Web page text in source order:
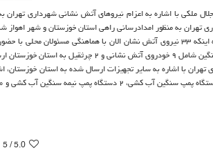
جلال ملكی با اشاره به اعزام نیروهای آتش نشانی شهرداری
تهران به منظور امدادرسانی راهی استان خوزستان و شهر اهواز
بنابر اعلام شهرنوشت، وی با اشاره به اینكه ۳۳ نیروی آتش نشان الان
5.0
/ 5